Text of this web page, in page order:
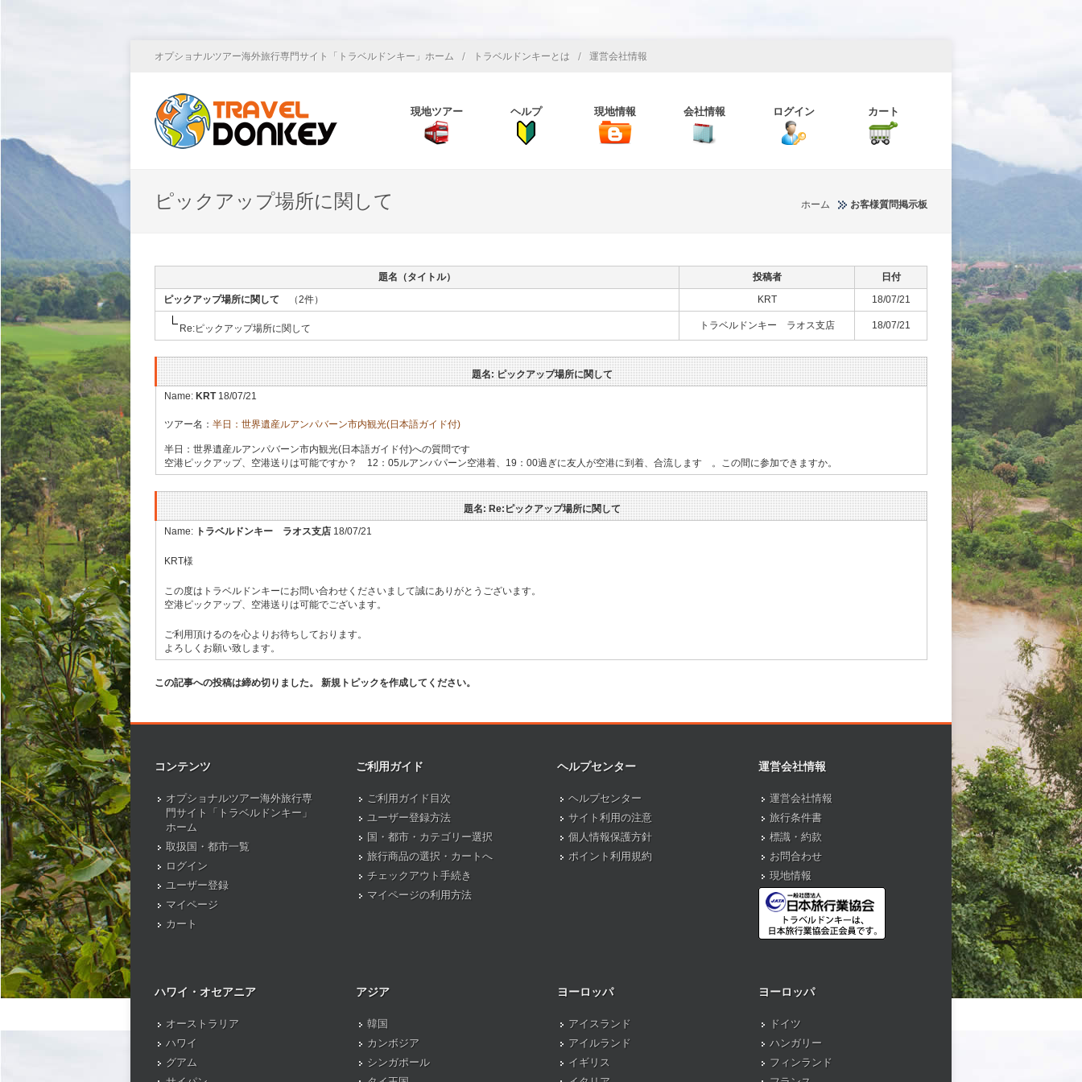
オプショナルツアー海外旅行専門サイト「トラベルドンキー」ホーム / トラベルドンキーとは / 運営会社情報
現地ツアー ヘルプ 現地情報 会社情報 ログイン カート
ピックアップ場所に関して ホーム お客様質問掲示板
題名（タイトル） 投稿者
日付
ピックアップ場所に関して （2件） KRT 18/07/21
Re:ピックアップ場所に関して トラベルドンキー ラオス支店 18/07/21
題名: ピックアップ場所に関して
Name: KRT18/07/21
ツアー名： 半日：世界遺産ルアンパバーン市内観光(日本語ガイド付)
半日：世界遺産ルアンパバーン市内観光(日本語ガイド付)への質問です
空港ピックアップ、空港送りは可能ですか？ 12：05ルアンバパーン空港着、19：00過ぎに友人が空港に到着、合流します 。この間に参加できますか。
題名: Re:ピックアップ場所に関して
Name:
トラベルドンキー ラオス支店 18/07/21
KRT様
この度はトラベルドンキーにお問い合わせくださいまして誠にありがとうございます。
空港ピックアップ、空港送りは可能でございます。
ご利用頂けるのを心よりお待ちしております。
よろしくお願い致します。
この記事への投稿は締め切りました。 新規トピックを作成してください。
コンテンツ
オプショナルツアー海外旅行専
門サイト「トラベルドンキー」
ホーム
取扱国・都市一覧
ログイン
ユーザー登録
マイページ
カート
ご利用ガイド
ご利用ガイド目次
ユーザー登録方法
国・都市・カテゴリー選択
旅行商品の選択・カートへ
チェックアウト手続き
マイページの利用方法
ヘルプセンター
ヘルプセンター
サイト利用の注意
個人情報保護方針
ポイント利用規約
運営会社情報
運営会社情報
旅行条件書
標識・約款
お問合わせ
現地情報
ハワイ・オセアニア
オーストラリア
ハワイ
グアム
アジア
韓国
カンボジア
シンガポール
ヨーロッパ
アイスランド
アイルランド
イギリス
ヨーロッパ
ドイツ
ハンガリー
フィンランド